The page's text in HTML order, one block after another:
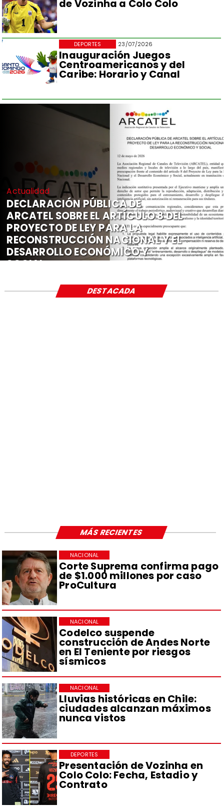
de Vozinha a Colo Colo
23/07/2026
Inauguración Juegos
Centroamericanos y del
Caribe: Horario y Canal
DEPORTES
Actualidad
DECLARACIÓN PÚBLICA DE
ARCATEL SOBRE EL ARTÍCULO 8 DEL
PROYECTO DE LEY PARA LA
RECONSTRUCCIÓN NACIONAL Y EL
DESARROLLO ECONÓMICO Y
SOCIAL
Corte Suprema confirma pago
de $1.000 millones por caso
ProCultura
NACIONAL
Codelco suspende
construcción de Andes Norte
en El Teniente por riesgos
sísmicos
NACIONAL
Lluvias históricas en Chile:
ciudades alcanzan máximos
nunca vistos
NACIONAL
Presentación de Vozinha en
Colo Colo: Fecha, Estadio y
Contrato
DEPORTES
DESTACADA
MÁS RECIENTES